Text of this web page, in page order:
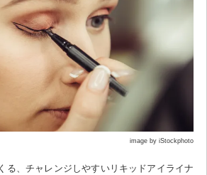
image by iStockphoto
る、チャレンジしやすいリキッドアイライナ